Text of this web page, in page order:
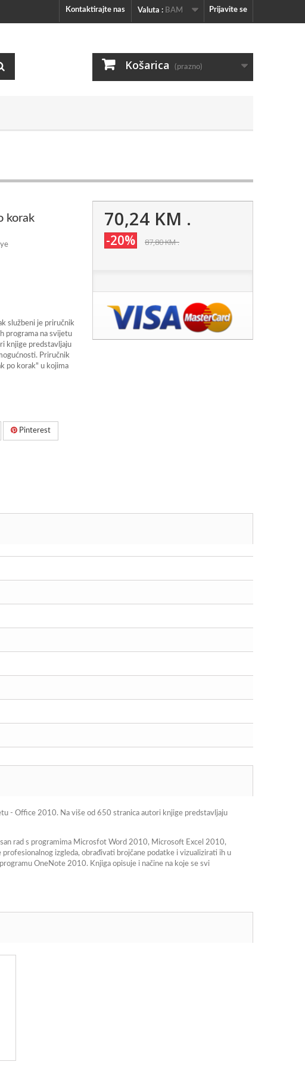
Prijavite se
Valuta : BAM
Kontaktirajte nas
Košarica (prazno)
korak
službeni je priručnik
programa na svijetu
knjige predstavljaju
Priručnik
po korak" u kojima
Pinterest
70,24 KM .
-20% 87,80 KM.
- Office 2010. Na više od 650 stranica autori knjige predstavljaju
rad s programima Microsfot Word 2010, Microsoft Excel 2010,
izgleda, obrađivati brojčane podatke i vizualizirati ih u
OneNote 2010. Knjiga opisuje i načine na koje se svi